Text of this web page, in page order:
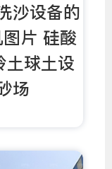
沙设备的
片 硅酸
土球土设
场